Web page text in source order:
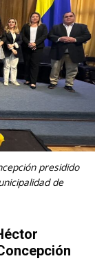
presidido
de